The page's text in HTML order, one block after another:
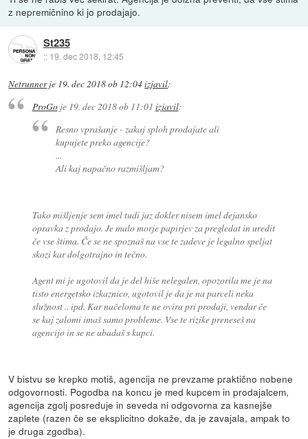
z nepremičnino ki jo prodajajo.
St235
:: 19. dec 2018, 12:45
Netrunnerje 19. dec 2018 ob 12:04izjavil:
ProGoje 19. dec 2018 ob 11:01 izjavil:
Resno vprašanje - zakaj sploh prodajate ali
kupujete preko agencije?
...
Ali kaj napačno razmišljam?
Tako mišljenje sem imel tudi jaz dokler nisem imel dejansko
opravka z prodajo. Je malo morje papirjev za pregledat in uredit
če vse štima. Če se ne spoznaš na vse te zadeve je legalno speljat
skozi kar dolgotrajno in tečno.
Agent mi je ugotovil da je del hiše nelegalen, opozorila me je na
tisto energetsko izkaznico, ugotovil je da je na parceli neka
služnost .. ipd. Kar načeloma te ne ovira pri prodaji, vendar če
se kaj zalomi imaš samo probleme. Vse te rizike preneseš na
agencijo in se ne ubadaš s kupci.
V bistvu se krepko motiš, agencija ne prevzame praktično nobene
odgovornosti. Pogodba na koncu je med kupcem in prodajalcem,
agencija zgolj posreduje in seveda ni odgovorna za kasnejše
zaplete (razen če se eksplicitno dokaže, da je zavajala, ampak to
je druga zgodba).